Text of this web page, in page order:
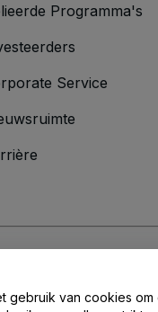
Programma's
Service
gebruik van cookies